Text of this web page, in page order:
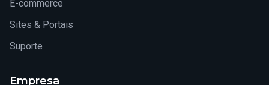
E-commerce
Sites & Portais
Suporte
Empresa